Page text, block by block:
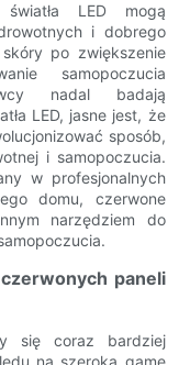
światła LED mogą
i dobrego
po zwiększenie
samopoczucia
nadal badają
LED, jasne jest, że
sposób,
i samopoczucia.
w profesjonalnych
domu, czerwone
narzędziem do
paneli
się coraz bardziej